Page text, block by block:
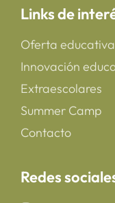
Links de
Oferta educativa
Innovación
Extraescolares
Summer Camp
Contacto
Redes